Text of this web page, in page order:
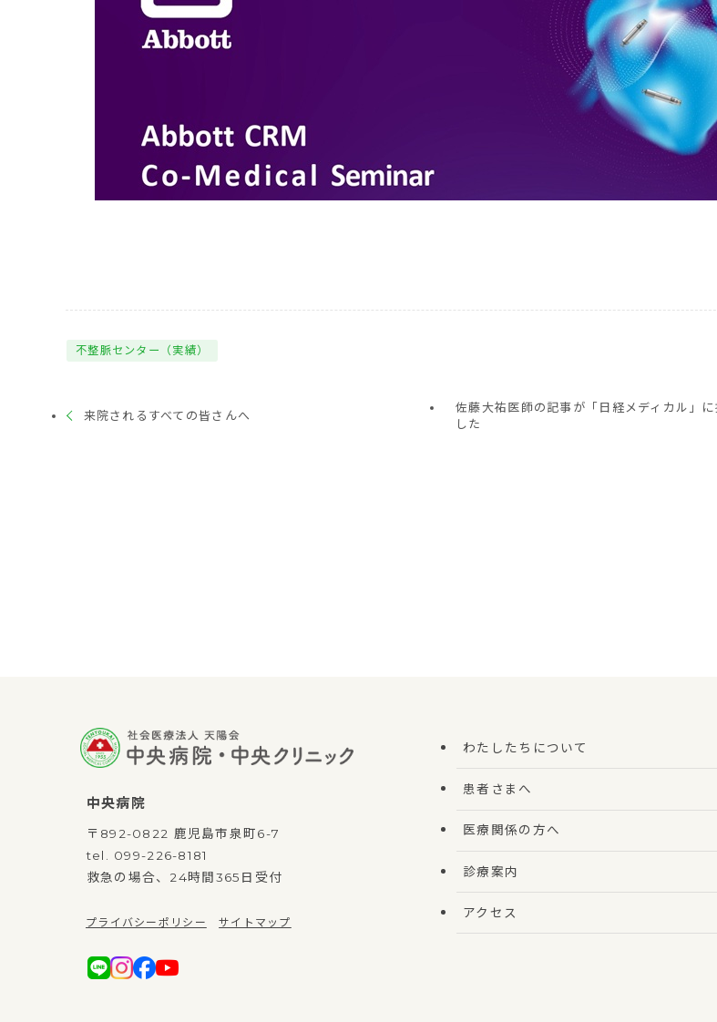
不整脈センター（実績）
来院されるすべての皆さんへ
佐藤大祐医師の記事が「日経メディカル」に
した
わたしたちについて
患者さまへ
医療関係の方へ
診療案内
アクセス
中央病院
〒892-0822 鹿児島市泉町6-7
tel. 099-226-8181
救急の場合、24時間365日受付
プライバシーポリシー サイトマップ